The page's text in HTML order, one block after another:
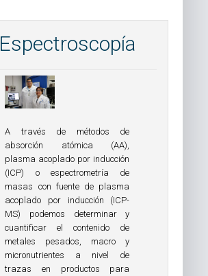
Espectroscopía
A través de métodos de
absorción atómica (AA),
plasma acoplado por inducción
(ICP) o espectrometría de
masas con fuente de plasma
acoplado por inducción (ICP-
MS) podemos determinar y
cuantificar el contenido de
metales pesados, macro y
micronutrientes a nivel de
trazas en productos para